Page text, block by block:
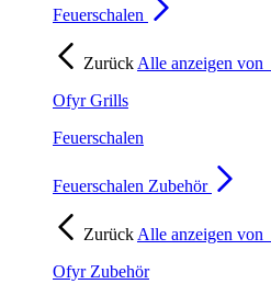
Feuerschalen
Zurück Alle anzeigen von
Ofyr Grills
Feuerschalen
Feuerschalen Zubehör
Zurück Alle anzeigen von
Ofyr Zubehör